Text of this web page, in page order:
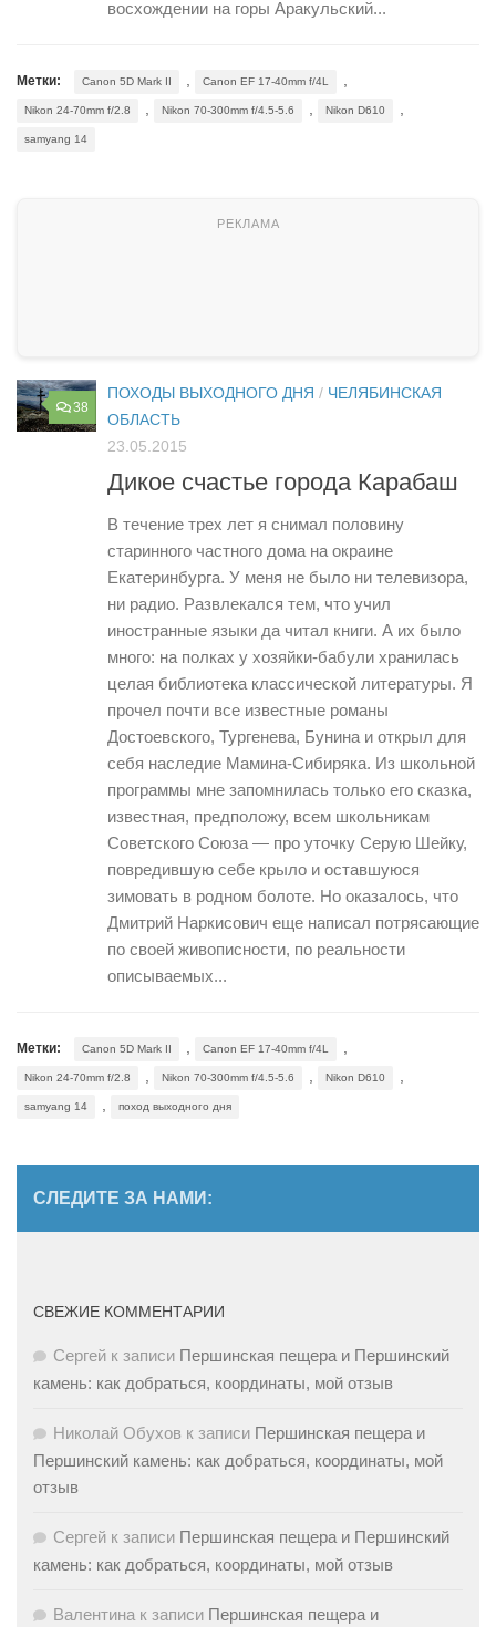
восхождении на горы Аракульский...
Метки: Canon 5D Mark II Canon EF 17-40mm f/4L
Nikon 24-70mm f/2.8 Nikon 70-300mm f/4.5-5.6 Nikon D610
samyang 14
38
ПОХОДЫ ВЫХОДНОГО ДНЯ / ЧЕЛЯБИНСКАЯ
ОБЛАСТЬ
23.05.2015
Дикое счастье города Карабаш
В течение трех лет я снимал половину
старинного частного дома на окраине
Екатеринбурга. У меня не было ни телевизора,
ни радио. Развлекался тем, что учил
иностранные языки да читал книги. А их было
много: на полках у хозяйки-бабули хранилась
целая библиотека классической литературы. Я
прочел почти все известные романы
Достоевского, Тургенева, Бунина и открыл для
себя наследие Мамина-Сибиряка. Из школьной
программы мне запомнилась только его сказка,
известная, предположу, всем школьникам
Советского Союза — про уточку Серую Шейку,
повредившую себе крыло и оставшуюся
зимовать в родном болоте. Но оказалось, что
Дмитрий Наркисович еще написал потрясающие
по своей живописности, по реальности
описываемых...
Метки: Canon 5D Mark II Canon EF 17-40mm f/4L
Nikon 24-70mm f/2.8 Nikon 70-300mm f/4.5-5.6 Nikon D610
samyang 14 поход выходного дня
СЛЕДИТЕ ЗА НАМИ:
СВЕЖИЕ КОММЕНТАРИИ
Сергей к записи Першинская пещера и Першинский
камень: как добраться, координаты, мой отзыв
Николай Обухов к записи Першинская пещера и
Першинский камень: как добраться, координаты, мой
отзыв
Сергей к записи Першинская пещера и Першинский
камень: как добраться, координаты, мой отзыв
Валентина к записи Першинская пещера и